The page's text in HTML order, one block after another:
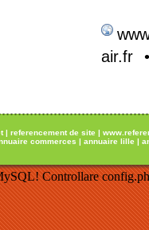
air.fr
| referencement de site |
commerces | annuaire lille |
Controllare